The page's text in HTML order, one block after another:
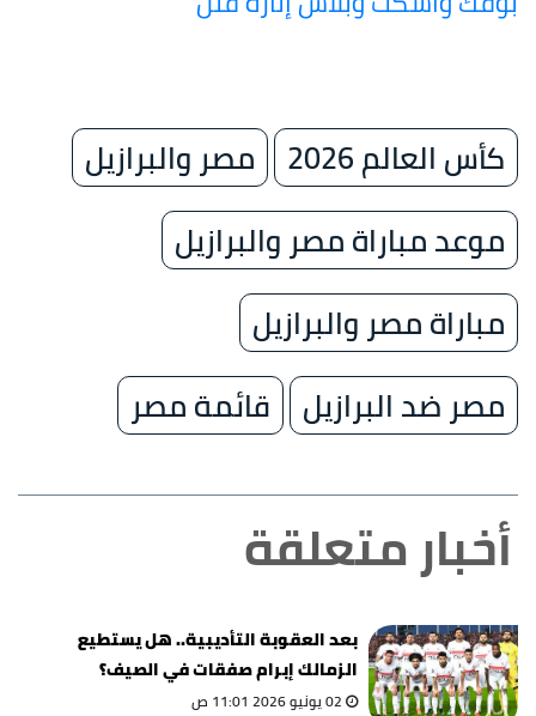
كأس العالم 2026
مصر والبرازيل
موعد مباراة مصر والبرازيل
مباراة مصر والبرازيل
مصر ضد البرازيل
قائمة مصر
أخبار متعلقة
بعد العقوبة التأديبية.. هل يستطيع
الزمالك إبرام صفقات في الصيف؟
02 يونيو 2026 11:01 ص